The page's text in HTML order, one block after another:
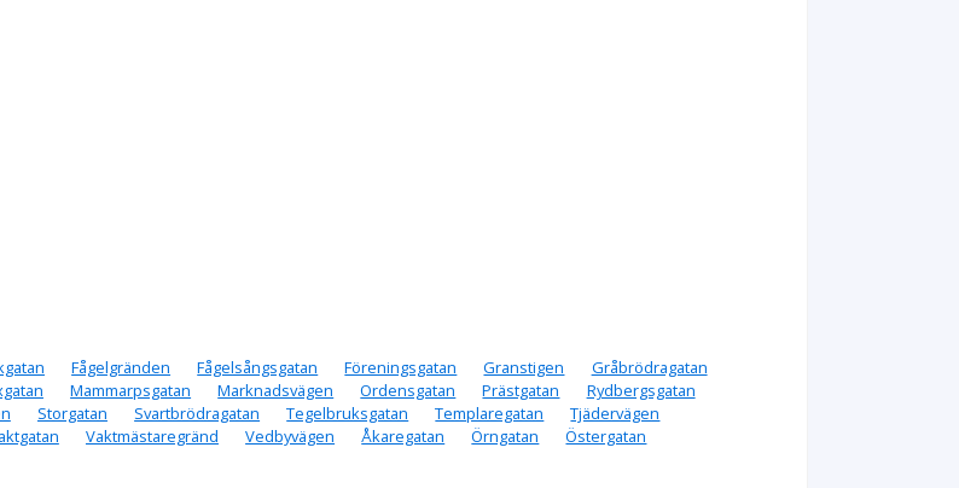
Fågelgränden Fågelsångsgatan Föreningsgatan Granstigen
Gråbrödragatan
Mammarpsgatan Marknadsvägen Ordensgatan Prästgatan
Rydbergsgatan
Storgatan Svartbrödragatan Tegelbruksgatan Templaregatan
Tjädervägen
Vaktmästaregränd Vedbyvägen Åkaregatan Örngatan Östergatan